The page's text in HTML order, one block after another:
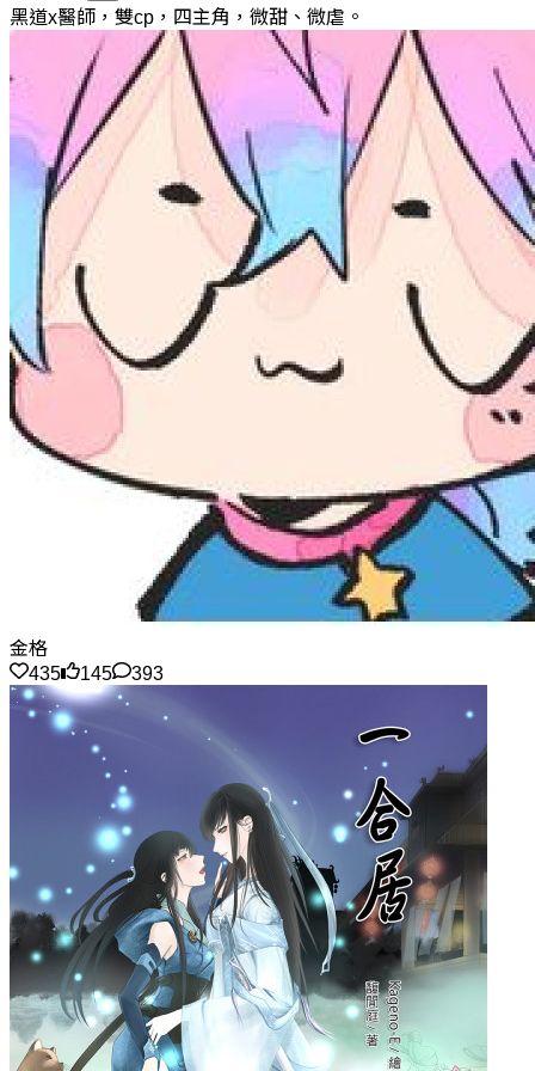
黑道x醫師，雙cp，四主角，微甜、微虐。
金格
435
145 393